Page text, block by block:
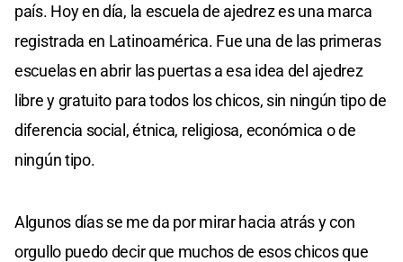
país. Hoy en día, la escuela de ajedrez es una marca
registrada en Latinoamérica. Fue una de las primeras
escuelas en abrir las puertas a esa idea del ajedrez
libre y gratuito para todos los chicos, sin ningún tipo de
diferencia social, étnica, religiosa, económica o de
ningún tipo.
Algunos días se me da por mirar hacia atrás y con
orgullo puedo decir que muchos de esos chicos que